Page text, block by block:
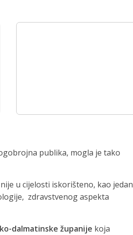
publika, mogla je tako
u cijelosti iskorišteno, kao jedan
zdravstvenog aspekta
dalmatinske županije koja